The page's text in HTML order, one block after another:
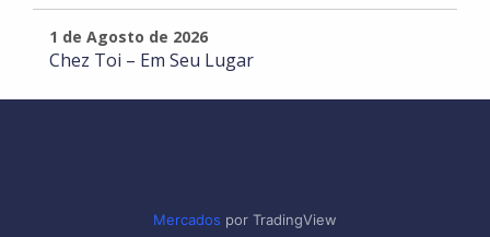
1 de Agosto de 2026
Chez Toi – Em Seu Lugar
Mercados por TradingView